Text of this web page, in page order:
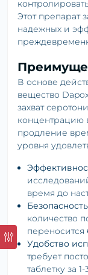
Этот препарат
надежных и
В основе
вещество
захват
концентрацию
продление
уровня
время до
количество
Удобство
требует
таблетку за